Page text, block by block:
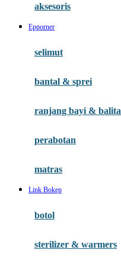
Habbie
Haenim
Hauck
Havaianas
Hybrid
aksesoris
Epporner
selimut
bantal & sprei
ranjang bayi & balita
perabotan
matras
Link Bokep
botol
sterilizer & warmers